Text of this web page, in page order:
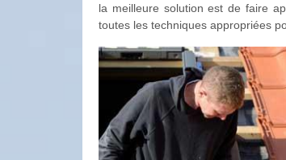
la meilleure solution est de faire
toutes les techniques appropriées